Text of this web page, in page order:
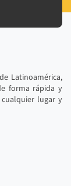
Latinoamérica,
forma rápida y
cualquier lugar y